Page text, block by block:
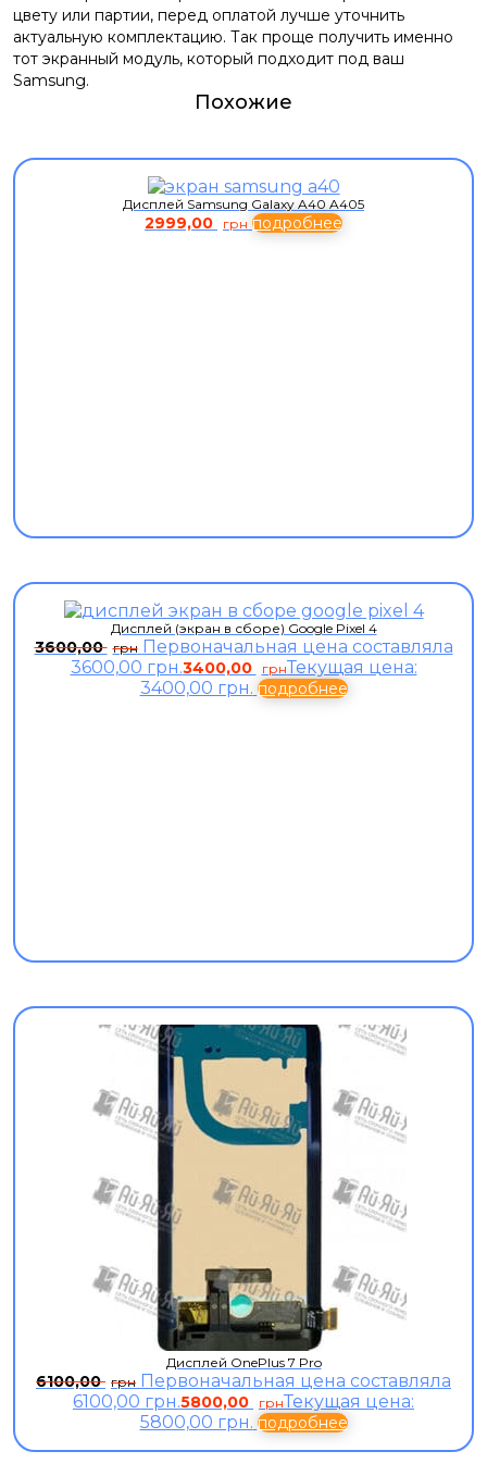
цвету или партии, перед оплатой лучше уточнить
актуальную комплектацию. Так проще получить именно
тот экранный модуль, который подходит под ваш
Samsung.
Похожие
Дисплей Samsung Galaxy A40 A405
2999,00 грн подробнее
Дисплей (экран в сборе) Google Pixel 4
3600,00 грн Первоначальная цена составляла
3600,00 грн.3400,00 грнТекущая цена:
3400,00 грн. подробнее
Дисплей OnePlus 7 Pro
6100,00 грн Первоначальная цена составляла
6100,00 грн.5800,00 грнТекущая цена:
5800,00 грн. подробнее